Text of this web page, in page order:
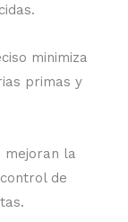
minimiza
primas y
mejoran la
de